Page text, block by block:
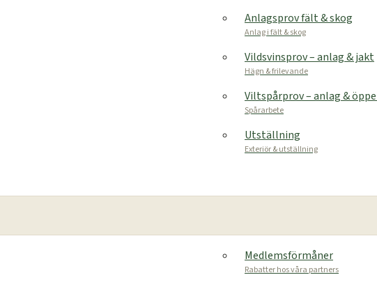
Anlagsprov fält & skog
Anlag i fält & skog
Vildsvinsprov – anlag & jakt
Hägn & frilevande
Viltspårprov – anlag &
Spårarbete
Utställning
Exteriör & utställning
Medlemsförmåner
Rabatter hos våra partners